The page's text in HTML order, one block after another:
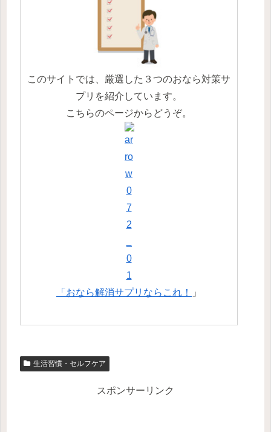
このサイトでは、厳選した３つのおなら対策サ
プリを紹介しています。
こちらのページからどうぞ。
「おなら解消サプリならこれ！ 」
生活習慣・セルフケア
スポンサーリンク